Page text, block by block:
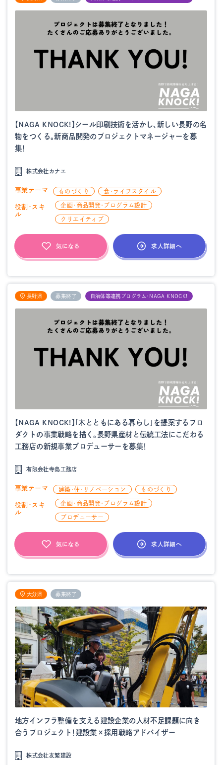
【NAGA KNOCK!】シール印刷技術を活かし、新しい長野の名
物をつくる。新商品開発のプロジェクトマネージャーを募
集！
株式会社カナエ
事業テーマ ものづくり 食・ライフスタイル
役割・スキ
ル
企画・商品開発・プログラム設計
クリエイティブ
気になる 求人詳細へ
長野県 募集終了 自治体等連携プログラム・NAGA KNOCK!
【NAGA KNOCK!】「木とともにある暮らし」を提案するプロ
ダクトの事業戦略を描く。長野県産材と伝統工法にこだわる
工務店の新規事業プロデューサーを募集！
有限会社寺島工務店
事業テーマ 建築・住・リノベーション ものづくり
役割・スキ
ル
企画・商品開発・プログラム設計
プロデューサー
気になる 求人詳細へ
大分県 募集終了
地方インフラ整備を支える建設企業の人材不足課題に向き
合うプロジェクト！建設業×採用戦略アドバイザー
株式会社友繁建設